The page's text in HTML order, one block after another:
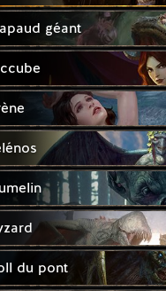
géant
du pont